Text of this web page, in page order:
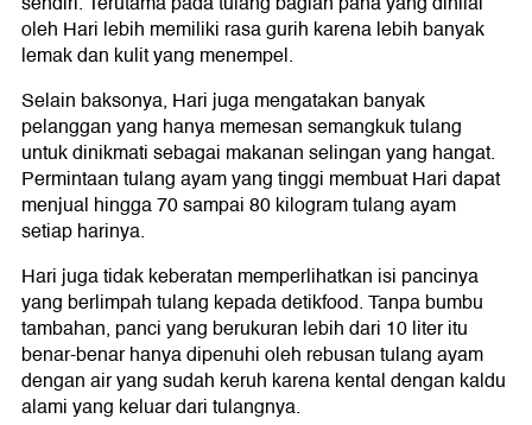
oleh Hari lebih memiliki rasa gurih karena lebih banyak
lemak dan kulit yang menempel.
Selain baksonya, Hari juga mengatakan banyak
pelanggan yang hanya memesan semangkuk tulang
untuk dinikmati sebagai makanan selingan yang hangat.
Permintaan tulang ayam yang tinggi membuat Hari dapat
menjual hingga 70 sampai 80 kilogram tulang ayam
setiap harinya.
Hari juga tidak keberatan memperlihatkan isi pancinya
yang berlimpah tulang kepada detikfood. Tanpa bumbu
tambahan, panci yang berukuran lebih dari 10 liter itu
benar-benar hanya dipenuhi oleh rebusan tulang ayam
dengan air yang sudah keruh karena kental dengan kaldu
alami yang keluar dari tulangnya.